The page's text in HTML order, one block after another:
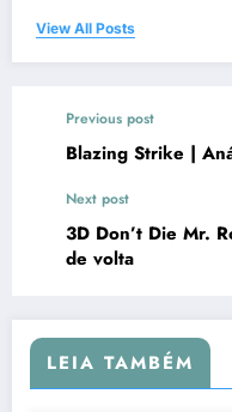
View All Posts
Previous post
Blazing Strike |
Next post
3D Don’t Die Mr.
de volta
LEIA TAMBÉM